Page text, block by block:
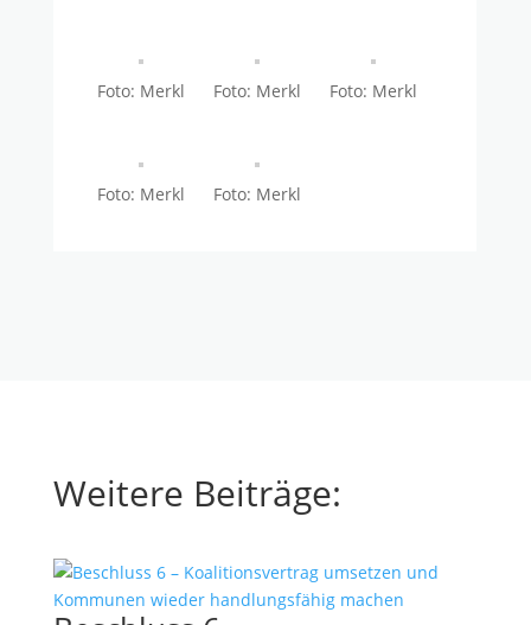
Foto: Merkl Foto: Merkl Foto: Merkl
Foto: Merkl Foto: Merkl
Weitere Beiträge: